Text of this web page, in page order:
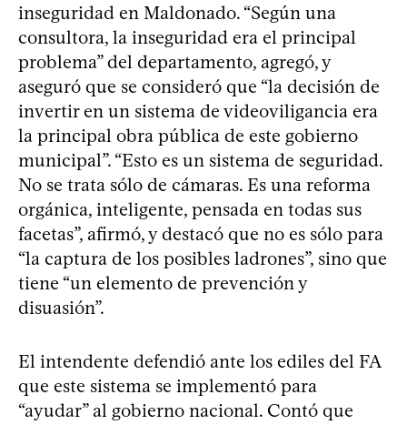
inseguridad en Maldonado. “Según una
consultora, la inseguridad era el principal
problema” del departamento, agregó, y
aseguró que se consideró que “la decisión de
invertir en un sistema de videoviligancia era
la principal obra pública de este gobierno
municipal”. “Esto es un sistema de seguridad.
No se trata sólo de cámaras. Es una reforma
orgánica, inteligente, pensada en todas sus
facetas”, afirmó, y destacó que no es sólo para
“la captura de los posibles ladrones”, sino que
tiene “un elemento de prevención y
disuasión”.
El intendente defendió ante los ediles del FA
que este sistema se implementó para
“ayudar” al gobierno nacional. Contó que